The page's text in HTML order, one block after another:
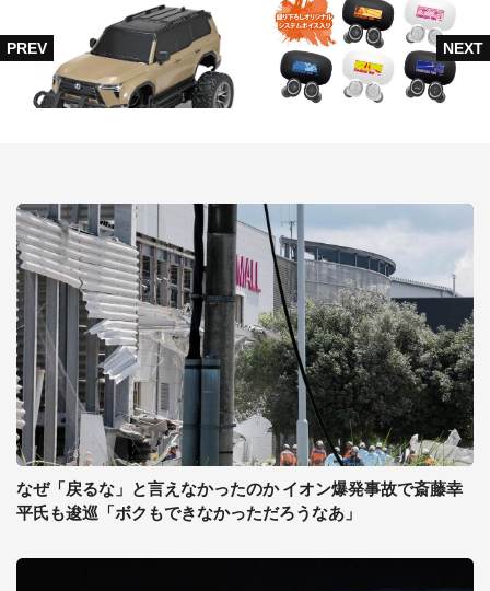
なぜ「戻るな」と言えなかったのか イオン爆発事故で斎藤幸
平氏も逡巡「ボクもできなかっただろうなあ」